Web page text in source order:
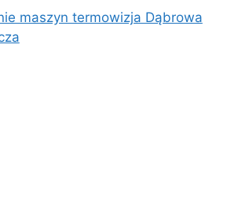
maszyn termowizja Dąbrowa